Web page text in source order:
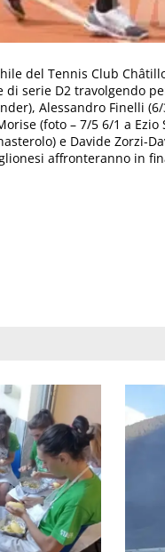
del Tennis Club
serie D2 travolgendo
Alessandro Finelli
(foto – 7/5 6/1 a
e Davide Zorzi-
affronteranno in